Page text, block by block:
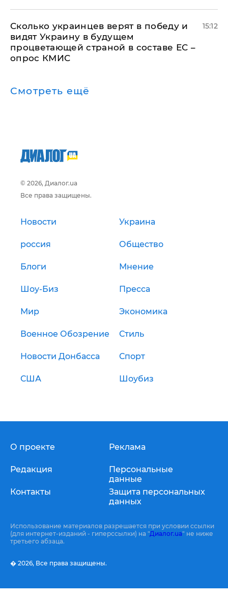
Сколько украинцев верят в победу и
видят Украину в будущем
процветающей страной в составе ЕС –
опрос КМИС
15:12
Смотреть ещё
© 2026, Диалог.ua
Все права защищены.
Новости Украина
россия Общество
Блоги Мнение
Шоу-Биз Пресса
Мир Экономика
Военное Обозрение Стиль
Новости Донбасса Спорт
США Шоубиз
О проекте
Редакция
Контакты
Реклама
Персональные
данные
Защита персональных
данных
Использование материалов разрешается при условии ссылки
(для интернет-изданий - гиперссылки) на "Диалог.ua" не ниже
третьего абзаца.
� 2026, Все права защищены.